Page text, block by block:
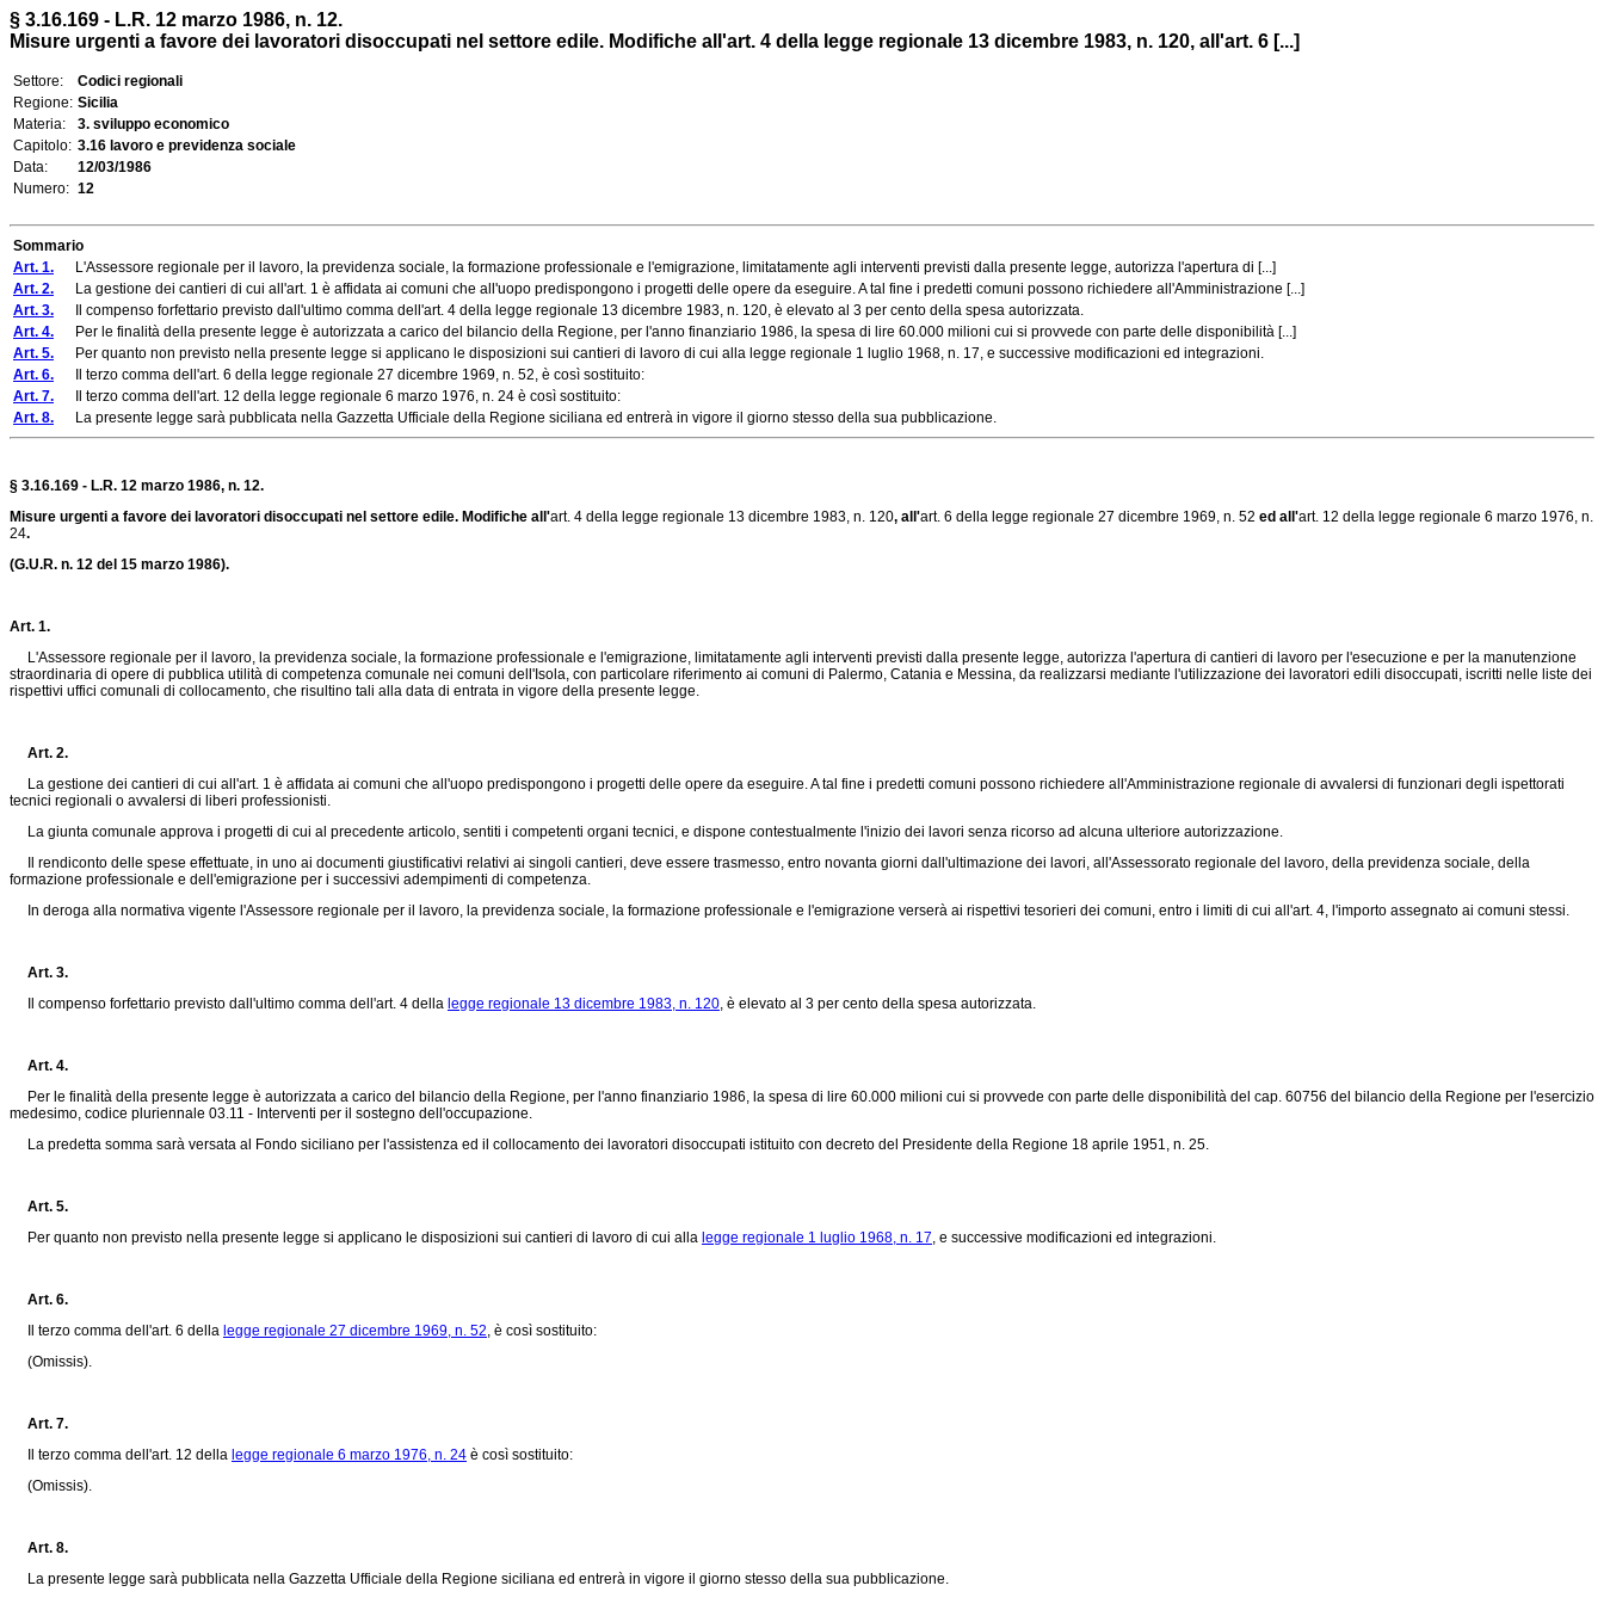
§ 3.16.169 - L.R. 12 marzo 1986, n. 12.
Misure urgenti a favore dei lavoratori disoccupati nel settore edile. Modifiche all'art. 4 della legge regionale 13 dicembre 1983, n. 120, all'art. 6 [...]
Settore:
Codici regionali
Regione: Sicilia
Materia:
3. sviluppo economico
Capitolo: 3.16 lavoro e previdenza sociale
Data:
12/03/1986
Numero: 12
Sommario
Art. 1. L'Assessore regionale per il lavoro, la previdenza sociale, la formazione professionale e l'emigrazione, limitatamente agli interventi previsti dalla presente legge, autorizza l'apertura di [...]
Art. 2. La gestione dei cantieri di cui all'art. 1 è affidata ai comuni che all'uopo predispongono i progetti delle opere da eseguire. A tal fine i predetti comuni possono richiedere all'Amministrazione [...]
Art. 3. Il compenso forfettario previsto dall'ultimo comma dell'art. 4 della legge regionale 13 dicembre 1983, n. 120, è elevato al 3 per cento della spesa autorizzata.
Art. 4. Per le finalità della presente legge è autorizzata a carico del bilancio della Regione, per l'anno finanziario 1986, la spesa di lire 60.000 milioni cui si provvede con parte delle disponibilità [...]
Art. 5. Per quanto non previsto nella presente legge si applicano le disposizioni sui cantieri di lavoro di cui alla legge regionale 1 luglio 1968, n. 17, e successive modificazioni ed integrazioni.
Art. 6. Il terzo comma dell'art. 6 della legge regionale 27 dicembre 1969, n. 52, è così sostituito:
Art. 7. Il terzo comma dell'art. 12 della legge regionale 6 marzo 1976, n. 24 è così sostituito:
Art. 8. La presente legge sarà pubblicata nella Gazzetta Ufficiale della Regione siciliana ed entrerà in vigore il giorno stesso della sua pubblicazione.
§ 3.16.169 - L.R. 12 marzo 1986, n. 12.
Misure urgenti a favore dei lavoratori disoccupati nel settore edile. Modifiche all'art. 4 della legge regionale 13 dicembre 1983, n. 120, all'art. 6 della legge regionale 27 dicembre 1969, n. 52 ed all'art. 12 della legge regionale 6 marzo 1976, n.
24.
(G.U.R. n. 12 del 15 marzo 1986).
Art. 1.
L'Assessore regionale per il lavoro, la previdenza sociale, la formazione professionale e l'emigrazione, limitatamente agli interventi previsti dalla presente legge, autorizza l'apertura di cantieri di lavoro per l'esecuzione e per la manutenzione
straordinaria di opere di pubblica utilità di competenza comunale nei comuni dell'Isola, con particolare riferimento ai comuni di Palermo, Catania e Messina, da realizzarsi mediante l'utilizzazione dei lavoratori edili disoccupati, iscritti nelle liste dei
rispettivi uffici comunali di collocamento, che risultino tali alla data di entrata in vigore della presente legge.
Art. 2.
La gestione dei cantieri di cui all'art. 1 è affidata ai comuni che all'uopo predispongono i progetti delle opere da eseguire. A tal fine i predetti comuni possono richiedere all'Amministrazione regionale di avvalersi di funzionari degli ispettorati
tecnici regionali o avvalersi di liberi professionisti.
La giunta comunale approva i progetti di cui al precedente articolo, sentiti i competenti organi tecnici, e dispone contestualmente l'inizio dei lavori senza ricorso ad alcuna ulteriore autorizzazione.
Il rendiconto delle spese effettuate, in uno ai documenti giustificativi relativi ai singoli cantieri, deve essere trasmesso, entro novanta giorni dall'ultimazione dei lavori, all'Assessorato regionale del lavoro, della previdenza sociale, della
formazione professionale e dell'emigrazione per i successivi adempimenti di competenza.
In deroga alla normativa vigente l'Assessore regionale per il lavoro, la previdenza sociale, la formazione professionale e l'emigrazione verserà ai rispettivi tesorieri dei comuni, entro i limiti di cui all'art. 4, l'importo assegnato ai comuni stessi.
Art. 3.
Il compenso forfettario previsto dall'ultimo comma dell'art. 4 della legge regionale 13 dicembre 1983, n. 120, è elevato al 3 per cento della spesa autorizzata.
Art. 4.
Per le finalità della presente legge è autorizzata a carico del bilancio della Regione, per l'anno finanziario 1986, la spesa di lire 60.000 milioni cui si provvede con parte delle disponibilità del cap. 60756 del bilancio della Regione per l'esercizio
medesimo, codice pluriennale 03.11 - Interventi per il sostegno dell'occupazione.
La predetta somma sarà versata al Fondo siciliano per l'assistenza ed il collocamento dei lavoratori disoccupati istituito con decreto del Presidente della Regione 18 aprile 1951, n. 25.
Art. 5.
Per quanto non previsto nella presente legge si applicano le disposizioni sui cantieri di lavoro di cui alla legge regionale 1 luglio 1968, n. 17, e successive modificazioni ed integrazioni.
Art. 6.
Il terzo comma dell'art. 6 della legge regionale 27 dicembre 1969, n. 52, è così sostituito:
(Omissis).
Art. 7.
Il terzo comma dell'art. 12 della legge regionale 6 marzo 1976, n. 24 è così sostituito:
(Omissis).
Art. 8.
La presente legge sarà pubblicata nella Gazzetta Ufficiale della Regione siciliana ed entrerà in vigore il giorno stesso della sua pubblicazione.